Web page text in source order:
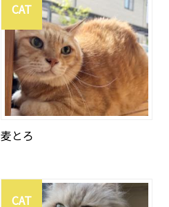
CAT
麦とろ
CAT